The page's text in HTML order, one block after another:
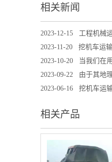
相关新闻
2023-12-15
工程机械
2023-11-20
挖机车运
2023-10-20
当我们在
2023-09-22
由于其地
2023-06-16
挖机车运
相关产品